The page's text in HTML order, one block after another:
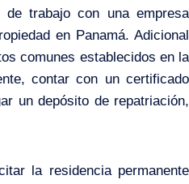
trabajo con una empresa
en Panamá. Adicional
comunes establecidos en la
contar con un certificado
un depósito de repatriación,
la residencia permanente